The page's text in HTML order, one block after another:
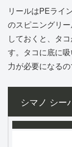
リールはPEライ
のスピニングリ
しておくと、タ
す。タコに底に
力が必要になるの
シマノ シー